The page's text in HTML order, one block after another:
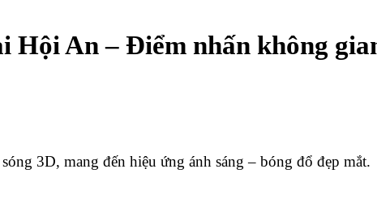
Hội An – Điểm nhấn không
3D, mang đến hiệu ứng ánh sáng – bóng đổ đẹp mắt.